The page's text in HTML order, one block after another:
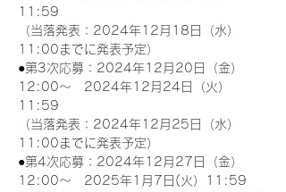
11:59
（当落発表：2024年12月18日（水）
11:00までに発表予定）
●第3次応募：2024年12月20日（金）
12:00～　2024年12月24日（火）
11:59
（当落発表：2024年12月25日（水）
11:00までに発表予定）
●第4次応募：2024年12月27日（金）
12:00～　2025年1月7日(火）11:59